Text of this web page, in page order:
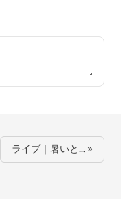
ライブ｜暑いと… »